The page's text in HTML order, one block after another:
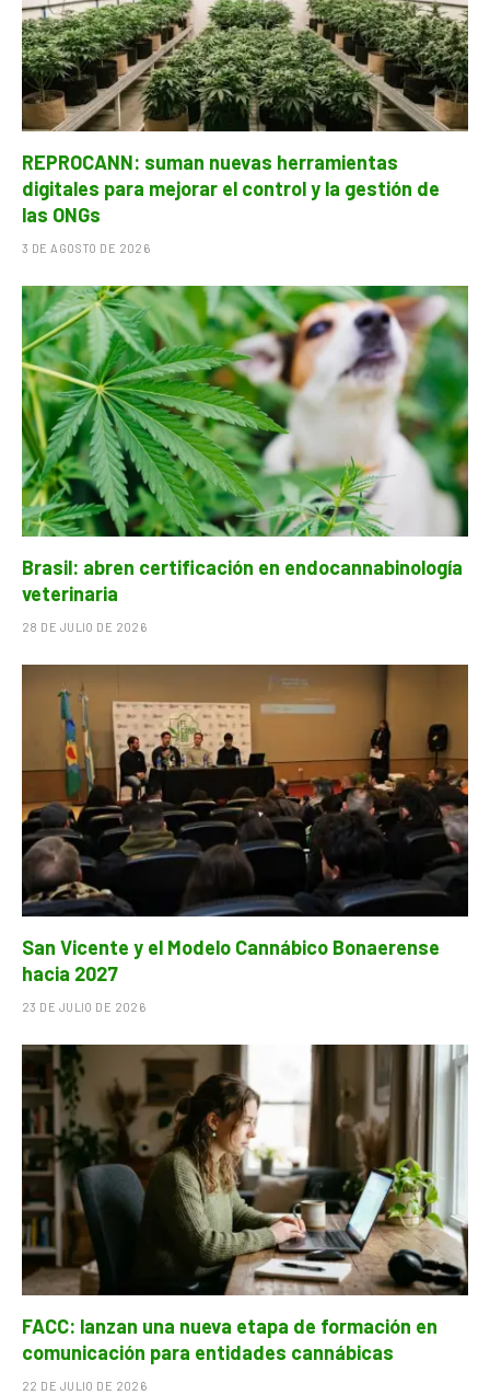
REPROCANN: suman nuevas herramientas
digitales para mejorar el control y la gestión de
las ONGs
3 DE AGOSTO DE 2026
Brasil: abren certificación en endocannabinología
veterinaria
28 DE JULIO DE 2026
San Vicente y el Modelo Cannábico Bonaerense
hacia 2027
23 DE JULIO DE 2026
FACC: lanzan una nueva etapa de formación en
comunicación para entidades cannábicas
22 DE JULIO DE 2026